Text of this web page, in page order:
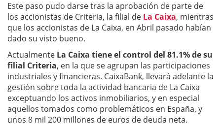
Este paso pudo darse tras la aprobación de parte de
los accionistas de Criteria, la filial de La Caixa, mientras
que los accionistas de La Caixa, en Abril pasado habían
dado su visto bueno.
Actualmente La Caixa tiene el control del 81.1% de su
filial Criteria, en la que se agrupan las participaciones
industriales y financieras. CaixaBank, llevará adelante la
gestión sobre toda la actividad bancaria de La Caixa
exceptuando los activos inmobiliarios, y en especial
aquellos tomados como problemáticos en España, y
unos 8 mil 200 millones de euros de deuda neta.